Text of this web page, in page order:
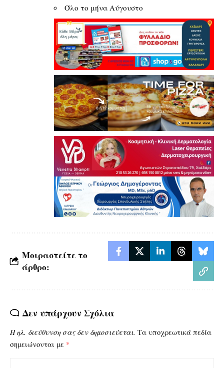
Όλο το μήνα Αύγουστο
Μοιραστείτε το
άρθρο:
Δεν υπάρχουν Σχόλια
Η ηλ. διεύθυνση σας δεν δημοσιεύεται. Τα υποχρεωτικά πεδία
σημειώνονται με *